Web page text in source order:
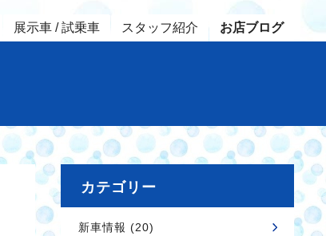
展示車 / 試乗車 スタッフ紹介 お店ブログ
カテゴリー
新車情報 (20)